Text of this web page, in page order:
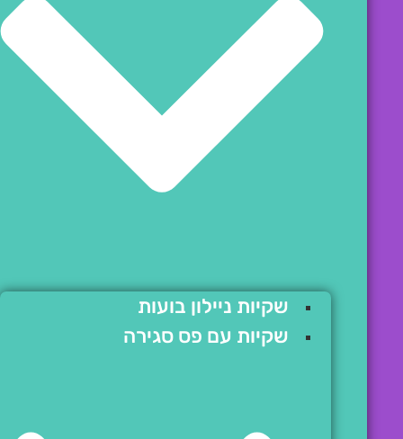
שקיות ניילון בועות
שקיות עם פס סגירה